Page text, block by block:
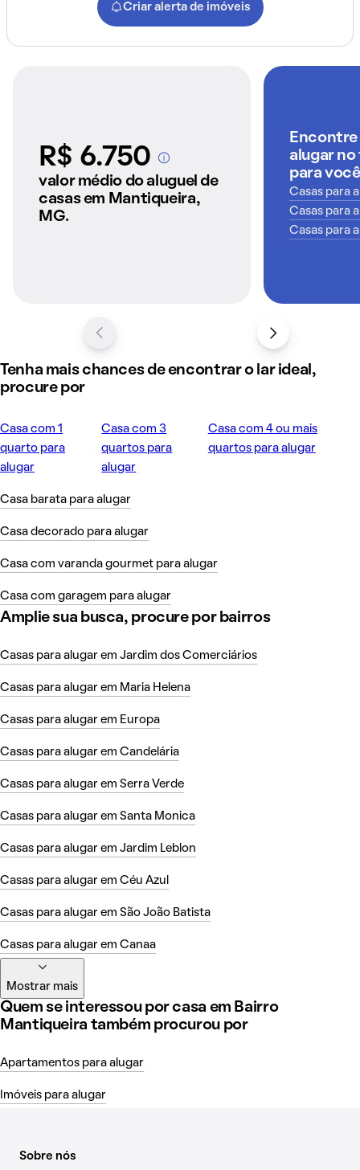
Criar alerta de imóveis
R$ 6.750A partir dos imóveis
anunciados pelo
QuintoAndar
valor médio do aluguel de
casas em Mantiqueira,
MG.
Encontre
alugar
para você
Casas para
Casas para
Casas para
Tenha mais chances de encontrar o lar ideal,
procure por
Casa com 1
quarto para
alugar
Casa com 3
quartos para
alugar
Casa com 4 ou mais
quartos para alugar
Casa barata para alugar
Casa decorado para alugar
Casa com varanda gourmet para alugar
Casa com garagem para alugar
Amplie sua busca, procure por bairros
Casas para alugar em Jardim dos Comerciários
Casas para alugar em Maria Helena
Casas para alugar em Europa
Casas para alugar em Candelária
Casas para alugar em Serra Verde
Casas para alugar em Santa Monica
Casas para alugar em Jardim Leblon
Casas para alugar em Céu Azul
Casas para alugar em São João Batista
Casas para alugar em Canaa
Mostrar mais
Quem se interessou por casa em Bairro
Mantiqueira também procurou por
Apartamentos para alugar
Imóveis para alugar
Sobre nós